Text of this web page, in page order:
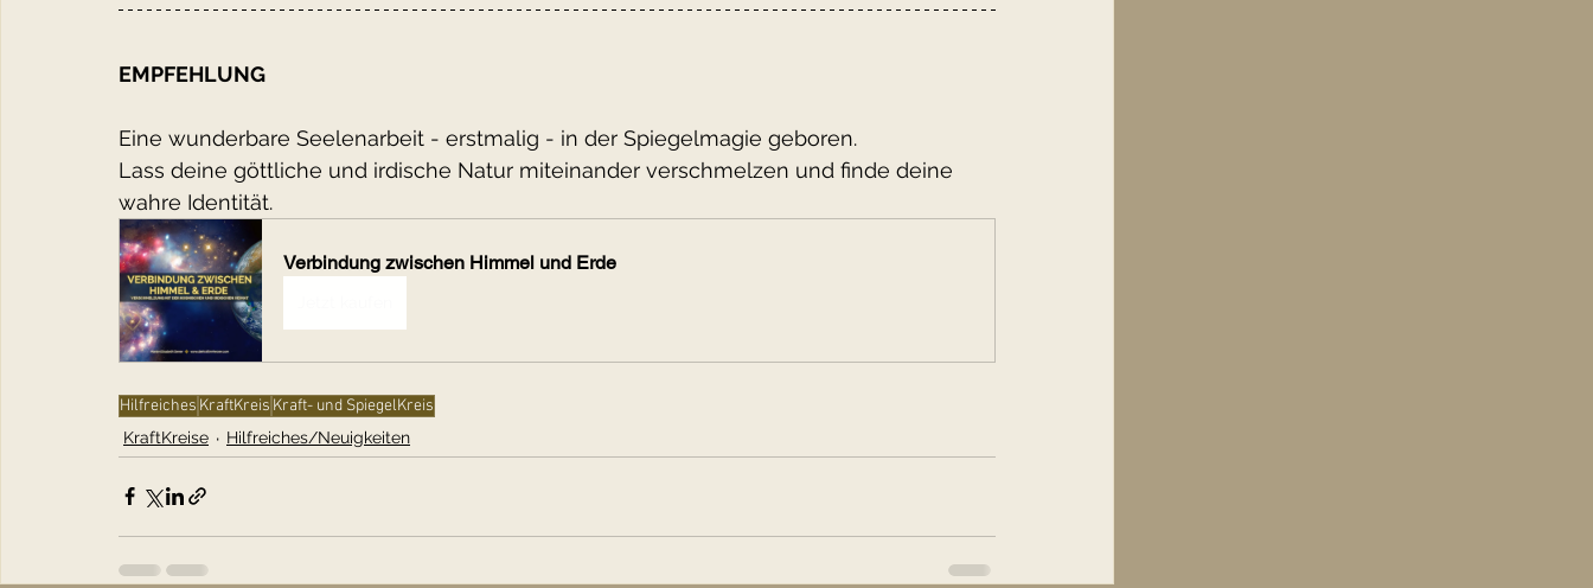
EMPFEHLUNG
Eine wunderbare Seelenarbeit - erstmalig - in der Spiegelmagie geboren.
Lass deine göttliche und irdische Natur miteinander verschmelzen und finde deine
wahre Identität.
Verbindung zwischen Himmel und Erde
Hilfreiches KraftKreis Kraft- und SpiegelKreis
KraftKreise Hilfreiches/Neuigkeiten